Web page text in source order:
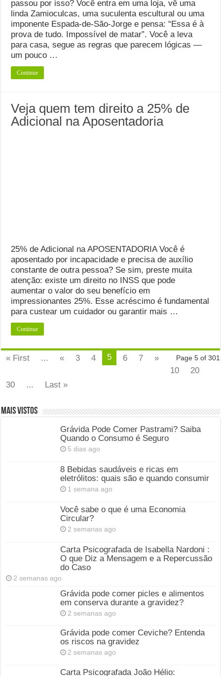
passou por isso? Você entra em uma loja, vê uma
linda Zamioculcas, uma suculenta escultural ou uma
imponente Espada-de-São-Jorge e pensa: “Essa é à
prova de tudo. Impossível de matar”. Você a leva
para casa, segue as regras que parecem lógicas —
um pouco …
Continue
Veja quem tem direito a 25% de
Adicional na Aposentadoria
25% de Adicional na APOSENTADORIA Você é
aposentado por incapacidade e precisa de auxílio
constante de outra pessoa? Se sim, preste muita
atenção: existe um direito no INSS que pode
aumentar o valor do seu benefício em
impressionantes 25%. Esse acréscimo é fundamental
para custear um cuidador ou garantir mais …
Continue
Page 5 of 301
« First ... « 3 4 5 6 7
»
10
20
30
... Last »
Mais Vistos
Grávida Pode Comer Pastrami? Saiba
Quando o Consumo é Seguro
5 dias ago
8 Bebidas saudáveis e ricas em
eletrólitos: quais são e quando consumir
1 semana ago
Você sabe o que é uma Economia
Circular?
2 semanas ago
Carta Psicografada de Isabella Nardoni :
O que Diz a Mensagem e a Repercussão
do Caso
2 semanas ago
Grávida pode comer picles e alimentos
em conserva durante a gravidez?
2 semanas ago
Grávida pode comer Ceviche? Entenda
os riscos na gravidez
2 semanas ago
Carta Psicografada João Hélio: